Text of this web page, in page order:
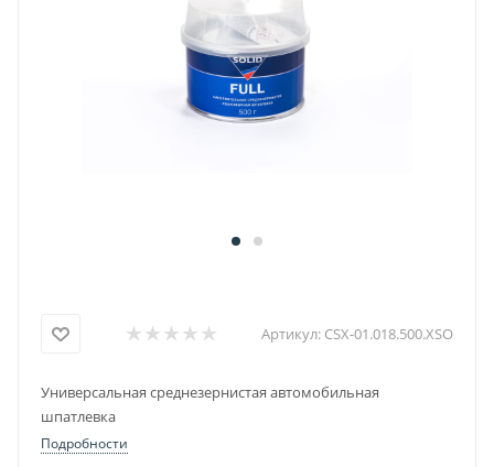
Артикул: CSX-01.018.500.XSO
Универсальная среднезернистая автомобильная
шпатлевка
Подробности